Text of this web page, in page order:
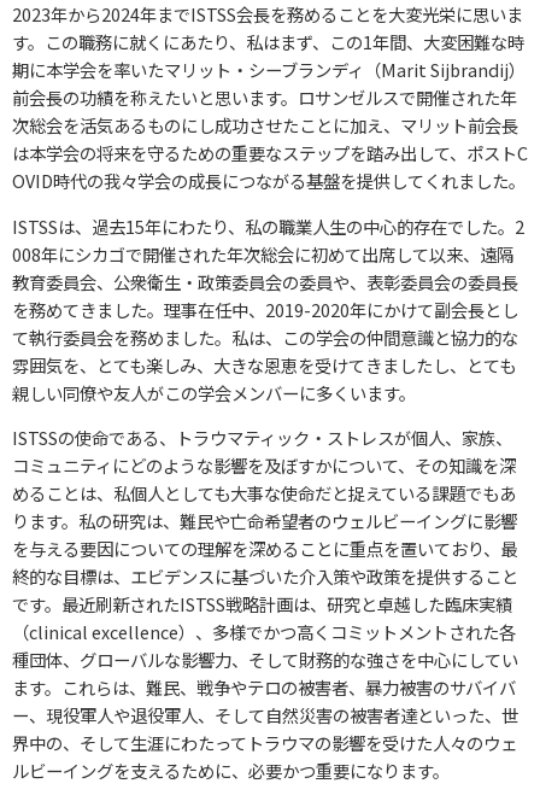
2023年から2024年までISTSS会長を務めることを大変光栄に思いま
す。この職務に就くにあたり、私はまず、この1年間、大変困難な時
期に本学会を率いたマリット・シーブランディ（Marit Sijbrandij）
前会長の功績を称えたいと思います。ロサンゼルスで開催された年
次総会を活気あるものにし成功させたことに加え、マリット前会長
は本学会の将来を守るための重要なステップを踏み出して、ポストC
OVID時代の我々学会の成長につながる基盤を提供してくれました。
ISTSSは、過去15年にわたり、私の職業人生の中心的存在でした。2
008年にシカゴで開催された年次総会に初めて出席して以来、遠隔
教育委員会、公衆衛生・政策委員会の委員や、表彰委員会の委員長
を務めてきました。理事在任中、2019-2020年にかけて副会長とし
て執行委員会を務めました。私は、この学会の仲間意識と協力的な
雰囲気を、とても楽しみ、大きな恩恵を受けてきましたし、とても
親しい同僚や友人がこの学会メンバーに多くいます。
ISTSSの使命である、トラウマティック・ストレスが個人、家族、
コミュニティにどのような影響を及ぼすかについて、その知識を深
めることは、私個人としても大事な使命だと捉えている課題でもあ
ります。私の研究は、難民や亡命希望者のウェルビーイングに影響
を与える要因についての理解を深めることに重点を置いており、最
終的な目標は、エビデンスに基づいた介入策や政策を提供すること
です。最近刷新されたISTSS戦略計画は、研究と卓越した臨床実績
（clinical excellence）、多様でかつ高くコミットメントされた各
種団体、グローバルな影響力、そして財務的な強さを中心にしてい
ます。これらは、難民、戦争やテロの被害者、暴力被害のサバイバ
ー、現役軍人や退役軍人、そして自然災害の被害者達といった、世
界中の、そして生涯にわたってトラウマの影響を受けた人々のウェ
ルビーイングを支えるために、必要かつ重要になります。